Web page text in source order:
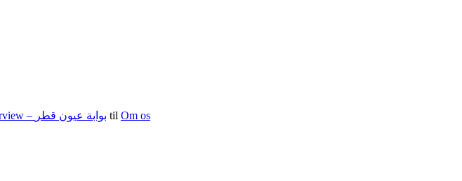
100 15 G The state of nevada Jacks Texas holdem Food Set With Mahogany tree Situation Vital Overview – بوابة عيون قطر til Om os